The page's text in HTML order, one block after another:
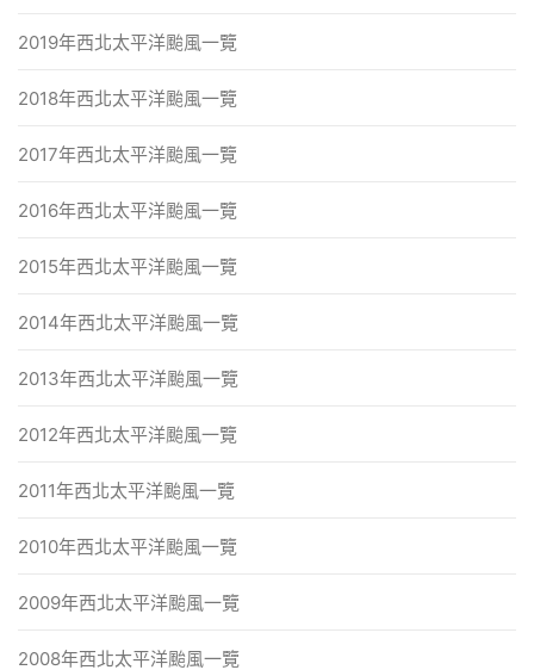
2019年西北太平洋颱風一覽
2018年西北太平洋颱風一覽
2017年西北太平洋颱風一覽
2016年西北太平洋颱風一覽
2015年西北太平洋颱風一覽
2014年西北太平洋颱風一覽
2013年西北太平洋颱風一覽
2012年西北太平洋颱風一覽
2011年西北太平洋颱風一覽
2010年西北太平洋颱風一覽
2009年西北太平洋颱風一覽
2008年西北太平洋颱風一覽